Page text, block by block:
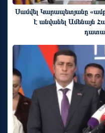
Սամվել Կարապետյանը
է անվանել Ամենայն